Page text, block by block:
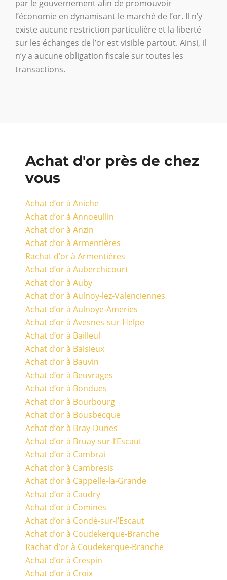
par le gouvernement afin de promouvoir
l’économie en dynamisant le marché de l’or. Il n’y
existe aucune restriction particulière et la liberté
sur les échanges de l’or est visible partout. Ainsi, il
n’y a aucune obligation fiscale sur toutes les
transactions.
Achat d'or près de chez
vous
Achat d’or à Aniche
Achat d’or à Annoeullin
Achat d’or à Anzin
Achat d’or à Armentières
Rachat d’or à Armentières
Achat d’or à Auberchicourt
Achat d’or à Auby
Achat d’or à Aulnoy-lez-Valenciennes
Achat d’or à Aulnoye-Ameries
Achat d’or à Avesnes-sur-Helpe
Achat d’or à Bailleul
Achat d’or à Baisieux
Achat d’or à Bauvin
Achat d’or à Beuvrages
Achat d’or à Bondues
Achat d’or à Bourbourg
Achat d’or à Bousbecque
Achat d’or à Bray-Dunes
Achat d’or à Bruay-sur-l’Escaut
Achat d’or à Cambrai
Achat d’or à Cambresis
Achat d’or à Cappelle-la-Grande
Achat d’or à Caudry
Achat d’or à Comines
Achat d’or à Condé-sur-l’Escaut
Achat d’or à Coudekerque-Branche
Rachat d’or à Coudekerque-Branche
Achat d’or à Crespin
Achat d’or à Croix